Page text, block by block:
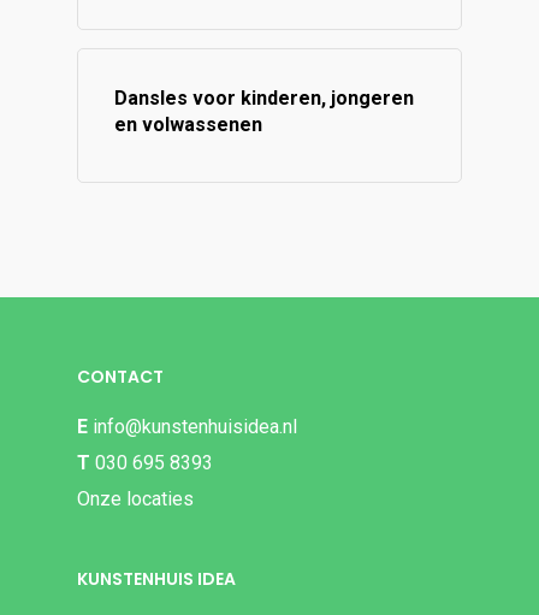
Dansles voor kinderen, jongeren
en volwassenen
CONTACT
E info@kunstenhuisidea.nl
T 030 695 8393
Onze locaties
KUNSTENHUIS IDEA